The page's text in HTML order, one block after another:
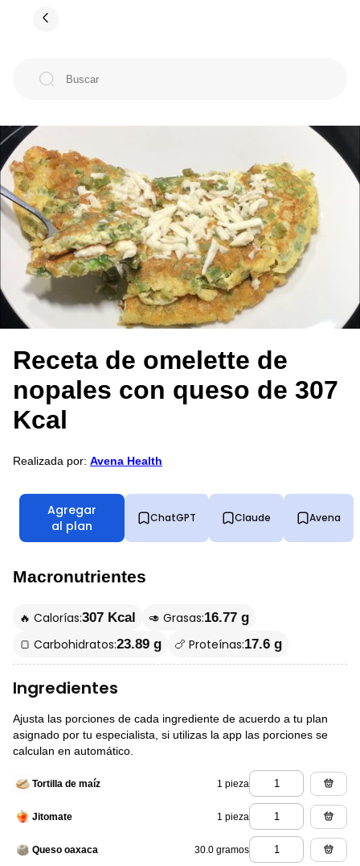
Receta de omelette de
nopales con queso de 307
Kcal
Realizada por: Avena Health
Agregar
al plan
ChatGPT Claude Avena
Macronutrientes
🔥 Calorías:307 Kcal 🥑 Grasas:16.77 g
🍞 Carbohidratos:23.89 g 🍗 Proteínas:17.6 g
Ingredientes
Ajusta las porciones de cada ingrediente de acuerdo a tu plan
asignado por tu especialista, si utilizas la app las porciones se
calculan en automático.
Tortilla de maíz 1 pieza
Jitomate 1 pieza
Queso oaxaca 30.0 gramos